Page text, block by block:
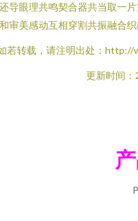
导眼理共鸣契合器共当取一
审美感动互相穿割共振融合
若转载，请注明出处：http://
更新时间